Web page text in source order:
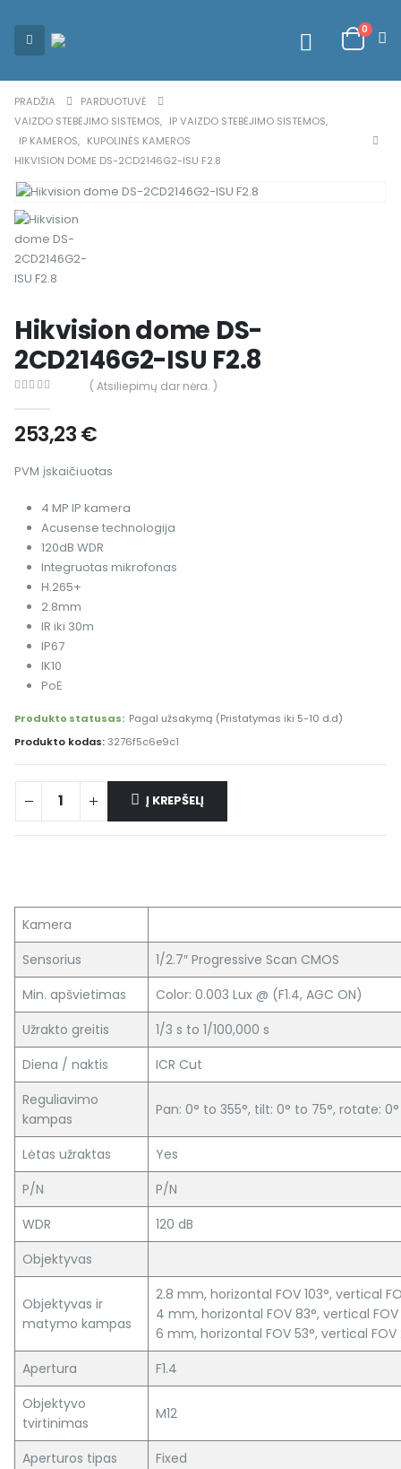
0
PRADŽIA
PARDUOTUVĖ
VAIZDO STEBĖJIMO SISTEMOS, IP VAIZDO STEBĖJIMO SISTEMOS,
IP KAMEROS, KUPOLINĖS KAMEROS
HIKVISION DOME DS-2CD2146G2-ISU F2.8
Hikvision dome DS-
2CD2146G2-ISU F2.8
( Atsiliepimų dar nėra. )
253,23€
PVM įskaičiuotas
4 MP IP kamera
Acusense technologija
120dB WDR
Integruotas mikrofonas
H.265+
2.8mm
IR iki 30m
IP67
IK10
PoE
Produkto statusas: Pagal užsakymą (Pristatymas iki 5-10 d.d)
Produkto kodas:3276f5c6e9c1
Į KREPŠELĮ
Kamera
Sensorius
1/2.7″ Progressive Scan CMOS
Min. apšvietimas
Color: 0.003 Lux @ (F1.4, AGC ON)
Užrakto greitis
1/3 s to 1/100,000 s
Diena / naktis
ICR Cut
Reguliavimo
kampas
Pan: 0° to 355°, tilt: 0° to 75°, rotate:
Lėtas užraktas
Yes
P/N
P/N
WDR
120 dB
Objektyvas
Objektyvas ir
matymo kampas
2.8 mm, horizontal FOV 103°, vertical
4 mm, horizontal FOV 83°, vertical
6 mm, horizontal FOV 53°, vertical FOV
Apertura
F1.4
Objektyvo
tvirtinimas
M12
Aperturos tipas
Fixed